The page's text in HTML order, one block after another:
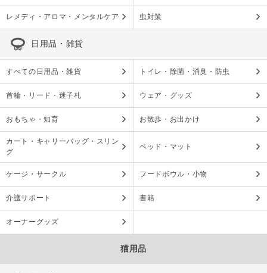
レメディ・アロマ・メンタルケア 虫対策
日用品・雑貨
すべての日用品・雑貨 トイレ・除菌・消臭・防虫
首輪・リード・迷子札 ウェア・グッズ
おもちゃ・知育 お散歩・お出かけ
カート・キャリーバッグ・スリン
グ
ベッド・マット
ケージ・サークル フードボウル・小物
介護サポート 書籍
オーナーグッズ
猫用品